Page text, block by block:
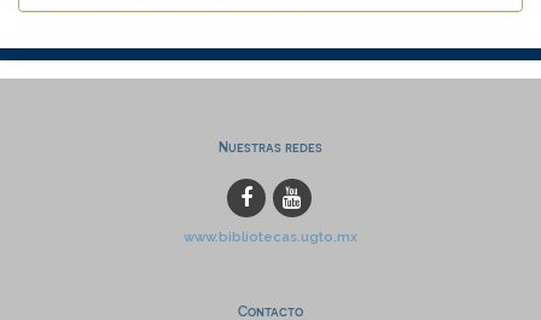
Nuestras redes
www.bibliotecas.ugto.mx
Contacto